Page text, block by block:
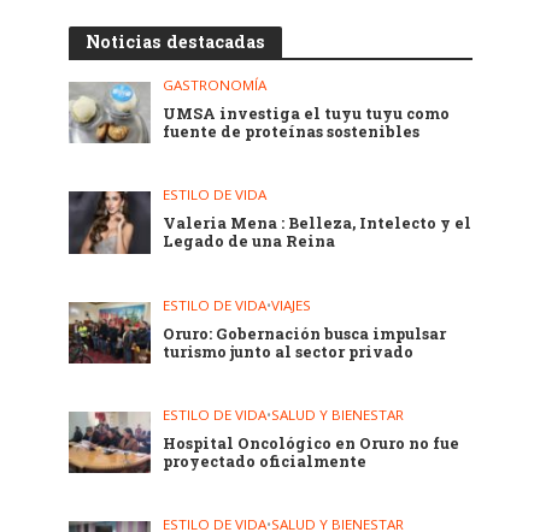
Noticias destacadas
GASTRONOMÍA
UMSA investiga el tuyu tuyu como
fuente de proteínas sostenibles
ESTILO DE VIDA
Valeria Mena : Belleza, Intelecto y el
Legado de una Reina
ESTILO DE VIDA•VIAJES
Oruro: Gobernación busca impulsar
turismo junto al sector privado
ESTILO DE VIDA•SALUD Y BIENESTAR
Hospital Oncológico en Oruro no fue
proyectado oficialmente
ESTILO DE VIDA•SALUD Y BIENESTAR